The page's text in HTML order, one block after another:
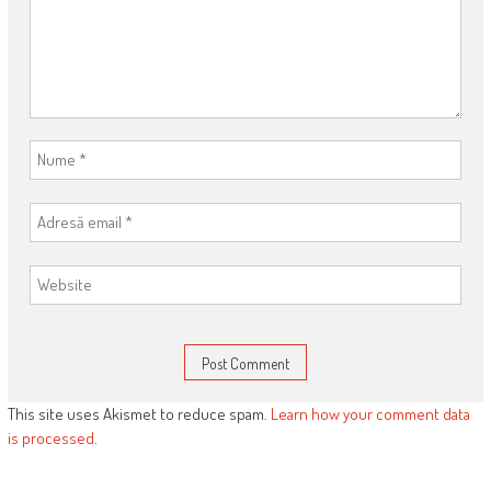
This site uses Akismet to reduce spam. Learn how your comment data
is processed.